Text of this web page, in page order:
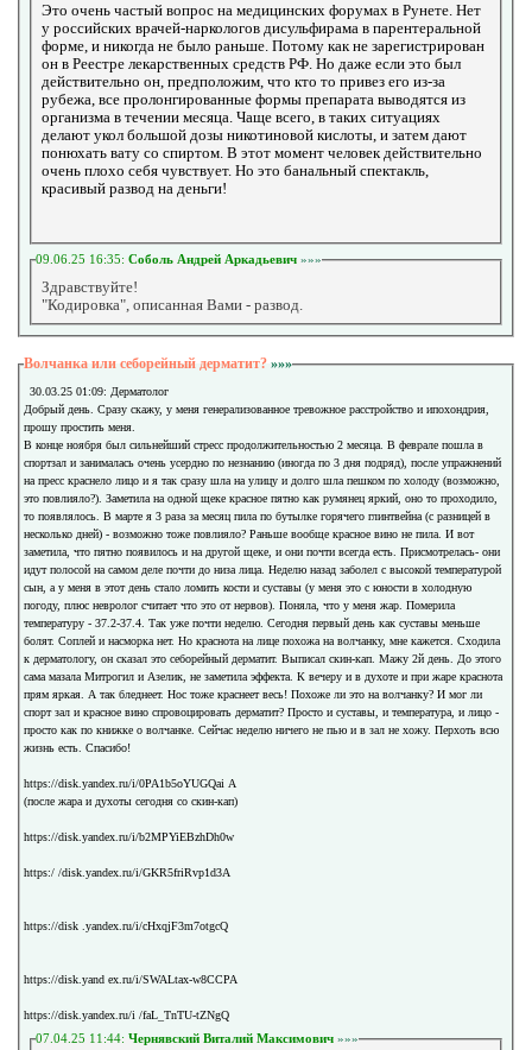
Это очень частый вопрос на медицинских форумах в Рунете. Нет
у российских врачей-наркологов дисульфирама в парентеральной
форме, и никогда не было раньше. Потому как не зарегистрирован
он в Реестре лекарственных средств РФ. Но даже если это был
действительно он, предположим, что кто то привез его из-за
рубежа, все пролонгированные формы препарата выводятся из
организма в течении месяца. Чаще всего, в таких ситуациях
делают укол большой дозы никотиновой кислоты, и затем дают
понюхать вату со спиртом. В этот момент человек действительно
очень плохо себя чувствует. Но это банальный спектакль,
красивый развод на деньги!
09.06.25 16:35: Соболь Андрей Аркадьевич »»»
Здравствуйте!
"Кодировка", описанная Вами - развод.
Волчанка или себорейный дерматит? »»»
30.03.25 01:09: Дерматолог
Добрый день. Сразу скажу, у меня генерализованное тревожное расстройство и ипохондрия,
прошу простить меня.
В конце ноября был сильнейший стресс продолжительностью 2 месяца. В феврале пошла в
спортзал и занималась очень усердно по незнанию (иногда по 3 дня подряд), после упражнений
на пресс краснело лицо и я так сразу шла на улицу и долго шла пешком по холоду (возможно,
это повлияло?). Заметила на одной щеке красное пятно как румянец яркий, оно то проходило,
то появлялось. В марте я 3 раза за месяц пила по бутылке горячего глинтвейна (с разницей в
несколько дней) - возможно тоже повлияло? Раньше вообще красное вино не пила. И вот
заметила, что пятно появилось и на другой щеке, и они почти всегда есть. Присмотрелась- они
идут полосой на самом деле почти до низа лица. Неделю назад заболел с высокой температурой
сын, а у меня в этот день стало ломить кости и суставы (у меня это с юности в холодную
погоду, плюс невролог считает что это от нервов). Поняла, что у меня жар. Померила
температуру - 37.2-37.4. Так уже почти неделю. Сегодня первый день как суставы меньше
болят. Соплей и насморка нет. Но краснота на лице похожа на волчанку, мне кажется. Сходила
к дерматологу, он сказал это себорейный дерматит. Выписал скин-кап. Мажу 2й день. До этого
сама мазала Митрогил и Азелик, не заметила эффекта. К вечеру и в духоте и при жаре краснота
прям яркая. А так бледнеет. Нос тоже краснеет весь! Похоже ли это на волчанку? И мог ли
спорт зал и красное вино спровоцировать дерматит? Просто и суставы, и температура, и лицо -
просто как по книжке о волчанке. Сейчас неделю ничего не пью и в зал не хожу. Перхоть всю
жизнь есть. Спасибо!
https://disk.yandex.ru/i/0PA1b5oYUGQai A
(после жара и духоты сегодня со скин-кап)
https://disk.yandex.ru/i/b2MPYiEBzhDh0w
https:/ /disk.yandex.ru/i/GKR5friRvp1d3A
https://disk .yandex.ru/i/cHxqjF3m7otgcQ
https://disk.yand ex.ru/i/SWALtax-w8CCPA
https://disk.yandex.ru/i /faL_TnTU-tZNgQ
07.04.25 11:44: Чернявский Виталий Максимович »»»